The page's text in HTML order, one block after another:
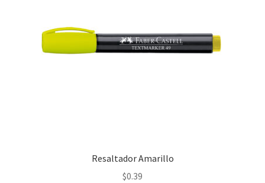
Resaltador Amarillo
$0.39